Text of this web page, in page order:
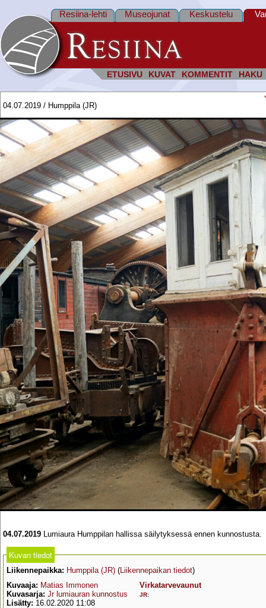
ETUSIVU KUVAT KOMMENTIT HAKU
Resiina-lehti Museojunat Keskustelu
04.07.2019 / Humppila (JR)
04.07.2019 Lumiaura Humppilan hallissa säilytyksessä ennen kunnostusta.
Kuvan tiedot
Liikennepaikka: Humppila (JR) (Liikennepaikan tiedot)
Kuvaaja: Matias Immonen
Kuvasarja: Jr lumiauran kunnostus
Lisätty: 16.02.2020 11:08
Virkatarvevaunut
JR: